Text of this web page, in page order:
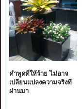
คำพูดที่ให้ร้าย ไม่อาจ
เปลียนแปลงความจริงที
ผ่านมา